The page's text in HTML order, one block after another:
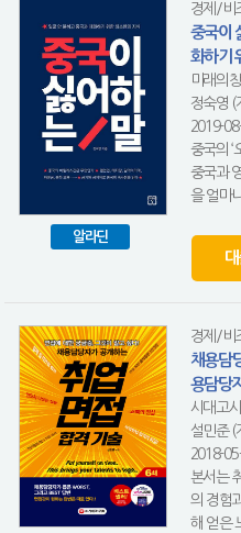
알라딘
경제/비
중국이
화하기
미래의창
정숙영 (
2019-
중국의 ‘
중국과
을 얼마
경제/비
채용담
용담당
시대고
설민준 (
2018-
본서는
의 경험
해 얻은